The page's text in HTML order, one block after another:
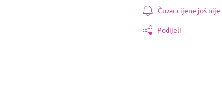
Čuvar cijene još
Podijeli